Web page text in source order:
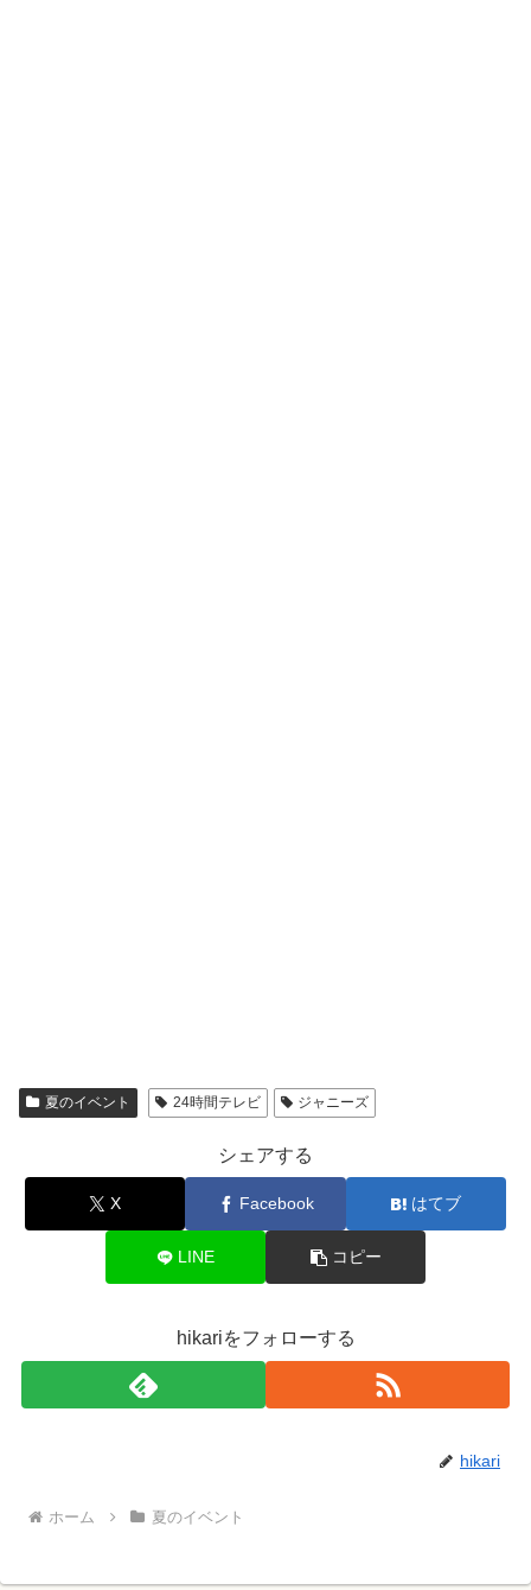
夏のイベント 24時間テレビ ジャニーズ
シェアする
X Facebook はてブ
LINE コピー
hikariをフォローする
hikari
ホーム 夏のイベント